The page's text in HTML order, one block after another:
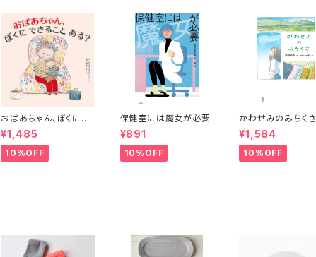
おばあちゃん、ぼくにで
きることある？
¥1,485
10%OFF
保健室には魔女が必要
¥891
10%OFF
かわせみのみちくさ
¥1,584
10%OFF